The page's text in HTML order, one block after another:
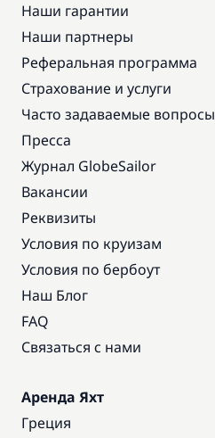
Наши гарантии
Наши партнеры
Реферальная программа
Страхование и услуги
Часто задаваемые вопросы
Пресса
Журнал GlobeSailor
Вакансии
Реквизиты
Условия по круизам
Условия по бербоут
Наш Блог
FAQ
Связаться с нами
Аренда Яхт
Греция